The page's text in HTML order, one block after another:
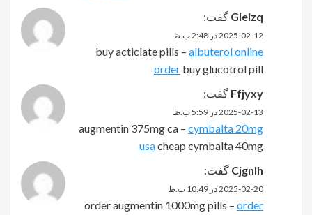
Gleizq گفت:
2025-02-12 در 2:48 ب.ظ
buy acticlate pills – albuterol online
order buy glucotrol pill
Ffjyxy گفت:
2025-02-13 در 5:59 ب.ظ
augmentin 375mg ca – cymbalta 20mg
usacheap cymbalta 40mg
Cjgnlh گفت:
2025-02-20 در 10:49 ب.ظ
order augmentin 1000mg pills – order